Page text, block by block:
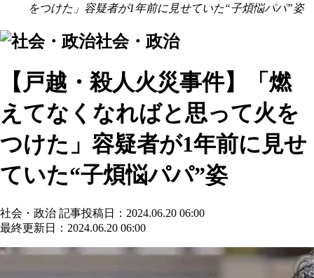
をつけた」容疑者が1年前に見せていた“子煩悩パパ”姿
社会・政治
【戸越・殺人火災事件】「燃
えてなくなればと思って火を
つけた」容疑者が1年前に見せ
ていた“子煩悩パパ”姿
社会・政治 記事投稿日：2024.06.20 06:00
最終更新日：2024.06.20 06:00